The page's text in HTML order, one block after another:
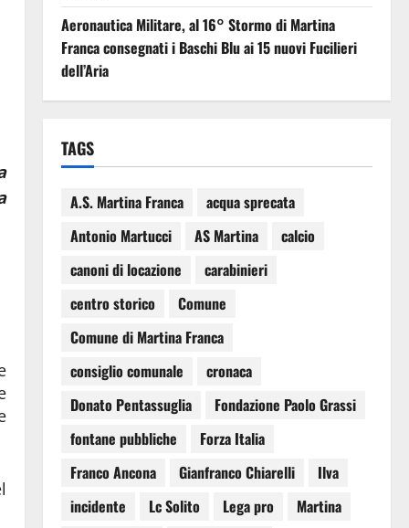
Aeronautica Militare, al 16° Stormo di Martina
Franca consegnati i Baschi Blu ai 15 nuovi Fucilieri
dell’Aria
TAGS
A.S. Martina Franca
acqua sprecata
Antonio Martucci
AS Martina
calcio
canoni di locazione
carabinieri
centro storico
Comune
Comune di Martina Franca
consiglio comunale
cronaca
Donato Pentassuglia
Fondazione Paolo Grassi
fontane pubbliche
Forza Italia
Franco Ancona
Gianfranco Chiarelli
Ilva
incidente
Lc Solito Lega pro
Martina